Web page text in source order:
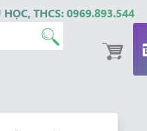
HỌC, THCS: 0969.893.544